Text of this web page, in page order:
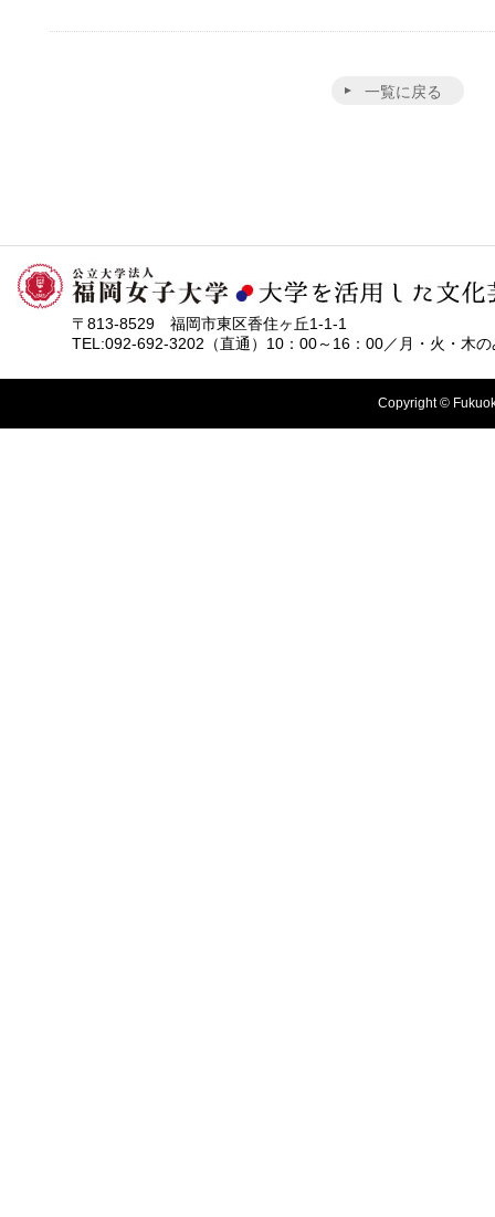
一覧に戻る
〒813-8529 福岡市東区香住ヶ丘1-1-1
TEL:092-692-3202（直通）10：00～16：00／月・火・木の
Copyright ©